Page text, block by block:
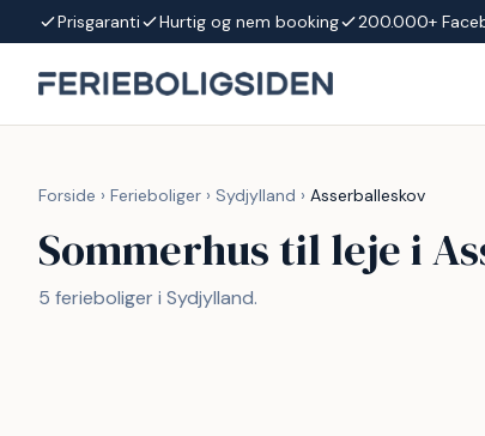
Spring til indhold
Prisgaranti Hurtig og nem booking 200.000+
Forside › Ferieboliger › Sydjylland › Asserballeskov
Sommerhus til leje i
5 ferieboliger i Sydjylland.